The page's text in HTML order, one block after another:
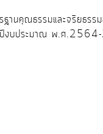
านคุณธรรมและจริยธรร
ำปีงบประมาณ พ.ศ